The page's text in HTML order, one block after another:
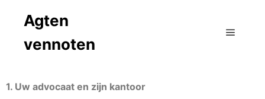
Agten
vennoten
1. Uw advocaat en zijn kantoor